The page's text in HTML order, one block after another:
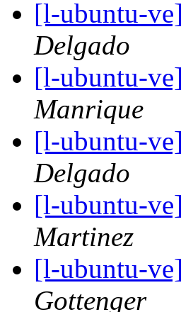
[l-ubuntu-
Delgado
[l-ubuntu-
Manrique
[l-ubuntu-
Delgado
[l-ubuntu-
Martinez
[l-ubuntu-
Gottenger